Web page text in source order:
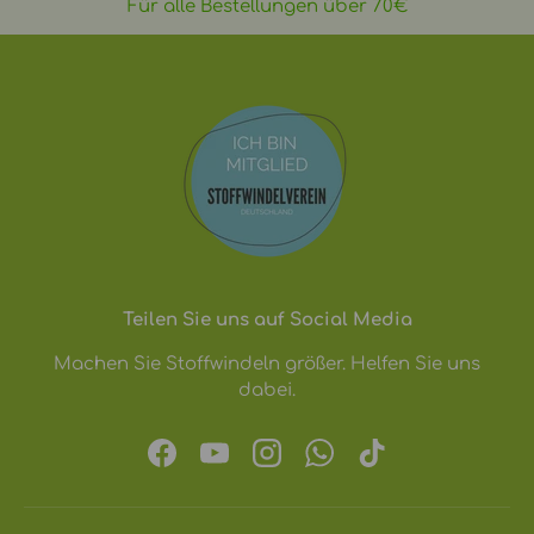
Für alle Bestellungen über 70€
Teilen Sie uns auf Social Media
Machen Sie Stoffwindeln größer. Helfen Sie uns
dabei.
FacebookYouTubeInstagramWhatsApp
TikTok